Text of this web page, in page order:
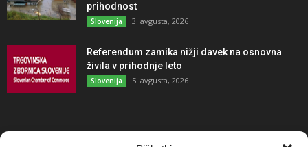
prihodnost
Slovenija 3. avgusta, 2026
Referendum zamika nižji davek na osnovna
živila v prihodnje leto
Slovenija 5. avgusta, 2026